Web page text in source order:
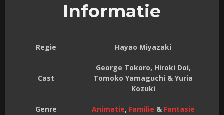
Informatie
Regie Hayao Miyazaki
Cast
George Tokoro, Hiroki Doi,
Tomoko Yamaguchi & Yuria
Kozuki
Genre Animatie, Familie & Fantasie